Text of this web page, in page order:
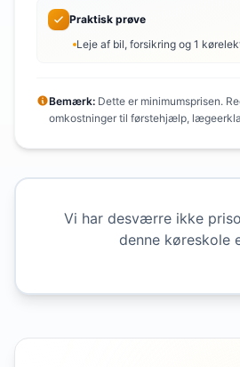
Praktisk prøve
Leje af bil, forsikring og 1
Bemærk: Dette er minimumsprisen.
omkostninger til førstehjælp,
Vi har desværre ikke
denne køreskole